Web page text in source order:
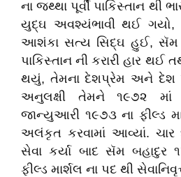
ના જથ્થા પૂર્વી પાકિસ્તાન થી
યુદ્ઘ અવશ્યંભાવી થઈ ગયો,
આશંકા સત્ય સિદ્ઘ હુઈ, સૅમ
પાકિસ્તાન ની કરારી હાર થઈ
થયું, તેમના દેશપ્રેમ અને દેશ
અનુલક્ષી તેમને ૧૯૭૨ માં
જાન્યુઆરી ૧૯૭૩ ના ફીલ્ડ
અલંકૃત કરવામાં આવ્યાં. ચાર
સેવા કર્યા બાદ સૅમ બહાદુર
ફીલ્ડ માર્શલ ના પદ થી